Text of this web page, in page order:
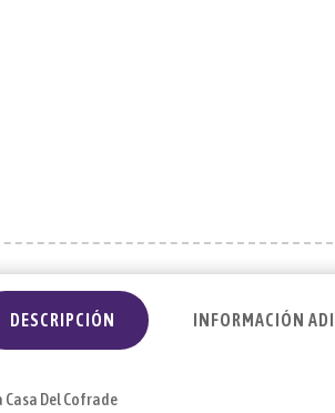
DESCRIPCIÓN INFORMACIÓN
Casa Del Cofrade